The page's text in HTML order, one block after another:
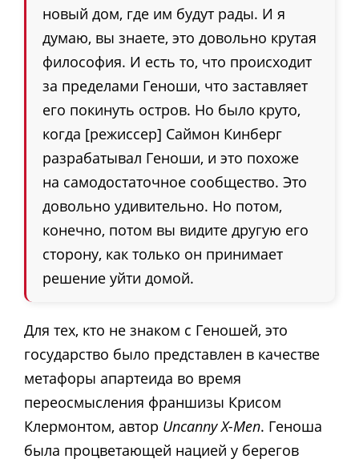
новый дом, где им будут рады. И я
думаю, вы знаете, это довольно крутая
философия. И есть то, что происходит
за пределами Геноши, что заставляет
его покинуть остров. Но было круто,
когда [режиссер] Саймон Кинберг
разрабатывал Геноши, и это похоже
на самодостаточное сообщество. Это
довольно удивительно. Но потом,
конечно, потом вы видите другую его
сторону, как только он принимает
решение уйти домой.
Для тех, кто не знаком с Геношей, это
государство было представлен в качестве
метафоры апартеида во время
переосмысления франшизы Крисом
Клермонтом, автор Uncanny X-Men. Геноша
была процветающей нацией у берегов